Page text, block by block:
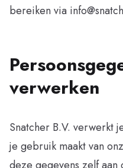
bereiken via
verwerken
Snatcher B.V. verwerkt
je gebruik maakt van